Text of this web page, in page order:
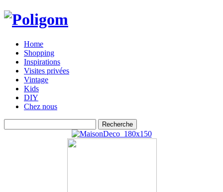
Home
Shopping
Inspirations
Visites privées
Vintage
Kids
DIY
Chez nous